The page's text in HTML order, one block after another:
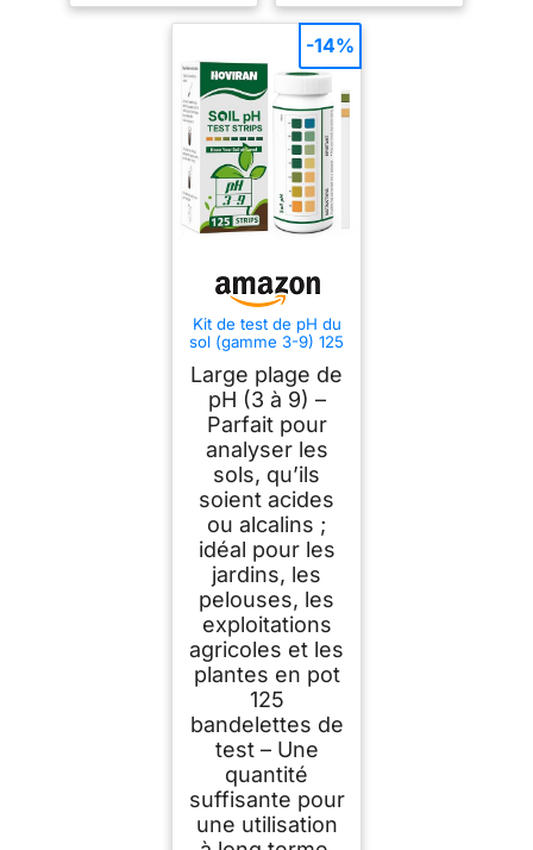
Kit de test de pH du
sol (gamme 3-9) 125
pH du sol
Large plage de
pH (3 à 9) –
Parfait pour
analyser les
sols, qu’ils
soient acides
ou alcalins ;
idéal pour les
jardins, les
pelouses, les
exploitations
agricoles et les
plantes en pot
125
bandelettes de
test – Une
quantité
suffisante pour
une utilisation
-14%